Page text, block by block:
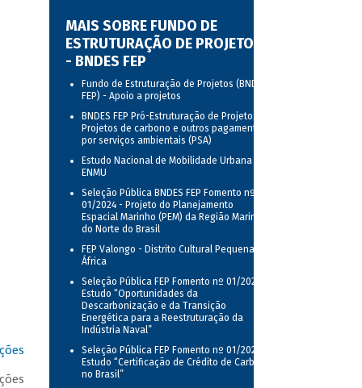
MAIS SOBRE FUNDO DE
ESTRUTURAÇÃO DE PROJETOS
- BNDES FEP
Fundo de Estruturação de Projetos (BNDES
FEP) - Apoio a projetos
BNDES FEP Pró-Estruturação de Projetos -
Projetos de carbono e outros pagamentos
por serviços ambientais (PSA)
Estudo Nacional de Mobilidade Urbana -
ENMU
Seleção Pública BNDES FEP Fomento nº
01/2024 - Projeto do Planejamento
Espacial Marinho (PEM) da Região Marinha
do Norte do Brasil
FEP Valongo - Distrito Cultural Pequena
África
Seleção Pública FEP Fomento nº 01/2025 -
Estudo “Oportunidades da
Descarbonização e da Transição
Energética para a Reestruturação da
Indústria Naval”
Seleção Pública FEP Fomento nº 01/2026 -
Estudo “Certificação de Crédito de Carbono
no Brasil”